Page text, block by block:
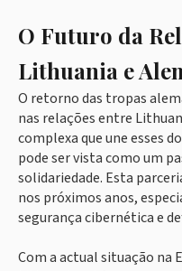
O Futuro da
Lithuania e
O retorno das tropas
nas relações entre
complexa que une esses
pode ser vista como um
solidariedade. Esta
nos próximos anos,
segurança cibernética e
Com a actual situação na